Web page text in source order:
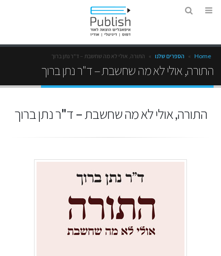
Home
» הספרים שלנו » התורה, אולי לא מה שחשבת – ד"ר נתן ברוך
התורה, אולי לא מה שחשבת – ד"ר נתן ברוך
התורה, אולי לא מה שחשבת – ד"ר נתן ברוך